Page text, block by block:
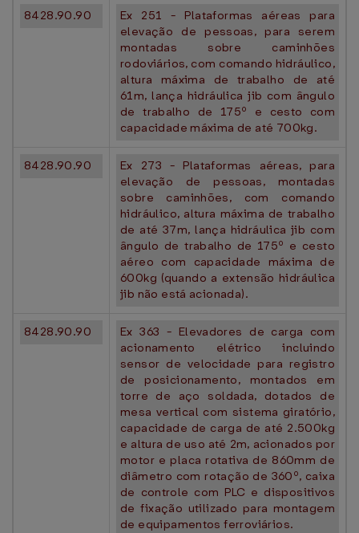
8428.90.90
Ex 251 - Plataformas aéreas para
elevação de pessoas, para serem
montadas sobre caminhões
rodoviários, com comando hidráulico,
altura máxima de trabalho de até
61m, lança hidráulica jib com ângulo
de trabalho de 175º e cesto com
capacidade máxima de até 700kg.
8428.90.90
Ex 273 - Plataformas aéreas, para
elevação de pessoas, montadas
sobre caminhões, com comando
hidráulico, altura máxima de trabalho
de até 37m, lança hidráulica jib com
ângulo de trabalho de 175º e cesto
aéreo com capacidade máxima de
600kg (quando a extensão hidráulica
jib não está acionada).
8428.90.90
Ex 363 - Elevadores de carga com
acionamento elétrico incluindo
sensor de velocidade para registro
de posicionamento, montados em
torre de aço soldada, dotados de
mesa vertical com sistema giratório,
capacidade de carga de até 2.500kg
e altura de uso até 2m, acionados por
motor e placa rotativa de 860mm de
diâmetro com rotação de 360º, caixa
de controle com PLC e dispositivos
de fixação utilizado para montagem
de equipamentos ferroviários.